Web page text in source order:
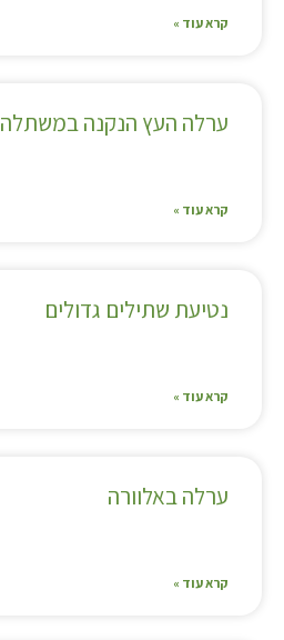
קרא עוד »
ערלה העץ הנקנה במשתלה
קרא עוד »
נטיעת שתילים גדולים
קרא עוד »
ערלה באלוורה
קרא עוד »